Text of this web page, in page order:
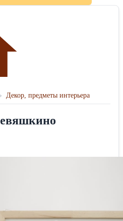
› Декор, предметы интерьера